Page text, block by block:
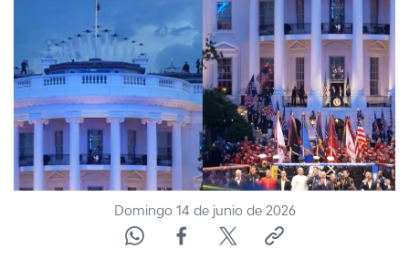
TELESERIES
NTV
ACTUALIDAD Y TENDENCIAS
CORPORATIVO Y TRANSPARENCIA
CANAL DE DENUNCIAS
ÁREA DE PROYECTOS
Domingo 14 de junio de 2026